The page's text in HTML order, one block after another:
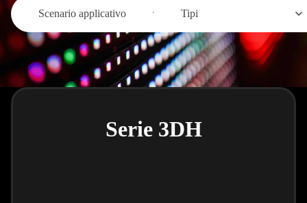
Scenario applicativo Tipi
Serie 3DH